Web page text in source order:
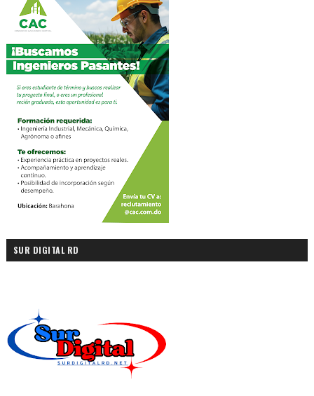
SUR DIGITAL RD